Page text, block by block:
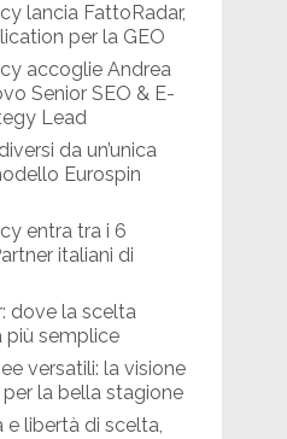
lancia FattoRadar,
per la GEO
accoglie Andrea
Senior SEO & E-
Lead
da un’unica
Eurospin
entra tra i 6
italiani di
dove la scelta
più semplice
versatili: la visione
la bella stagione
e libertà di scelta,